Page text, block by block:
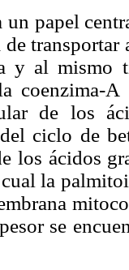
papel
de
y al mismo
coenzima-
de los
ciclo de
los ácidos
la
se